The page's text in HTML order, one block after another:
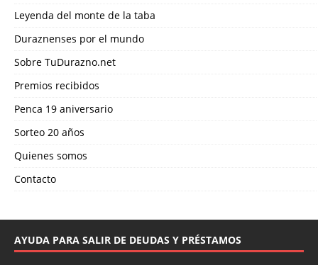
Leyenda del monte de la taba
Duraznenses por el mundo
Sobre TuDurazno.net
Premios recibidos
Penca 19 aniversario
Sorteo 20 años
Quienes somos
Contacto
AYUDA PARA SALIR DE DEUDAS Y PRÉSTAMOS